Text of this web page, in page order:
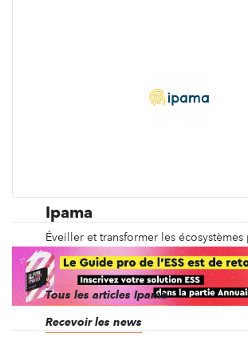
Ipama
Éveiller et transformer les
événements plus justes et plus sobres.
Formation • Animation RSE
Tous les articles Ipama
Recevoir les news